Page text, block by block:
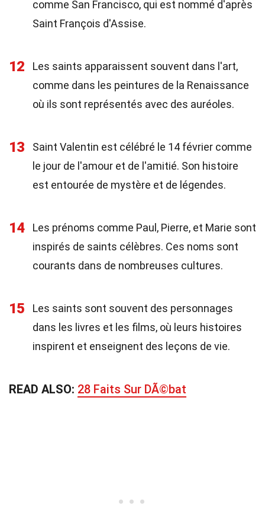
comme San Francisco, qui est nommé d'après
Saint François d'Assise.
12
Les saints apparaissent souvent dans l'art,
comme dans les peintures de la Renaissance
où ils sont représentés avec des auréoles.
13
Saint Valentin est célébré le 14 février comme
le jour de l'amour et de l'amitié. Son histoire
est entourée de mystère et de légendes.
14
Les prénoms comme Paul, Pierre, et Marie sont
inspirés de saints célèbres. Ces noms sont
courants dans de nombreuses cultures.
15
Les saints sont souvent des personnages
dans les livres et les films, où leurs histoires
inspirent et enseignent des leçons de vie.
READ ALSO: 28 Faits Sur DÃ©bat